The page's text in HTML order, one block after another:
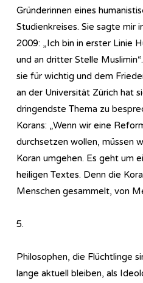
Gründerinnen eines
Studienkreises. Sie sagte mir
2009: „Ich bin in erster Linie
und an dritter Stelle
sie für wichtig und dem
an der Universität Zürich hat
dringendste Thema zu
Korans: „Wenn wir eine
durchsetzen wollen, müssen
Koran umgehen. Es geht um
heiligen Textes. Denn die
Menschen gesammelt, von
5.
Philosophen, die Flüchtlinge
lange aktuell bleiben, als